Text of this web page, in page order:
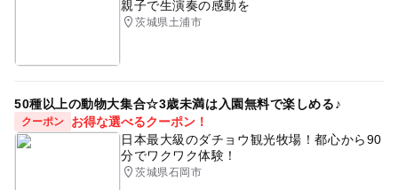
親子で生演奏の感動を
茨城県土浦市
50種以上の動物大集合☆3歳未満は入園無料で楽しめる♪
クーポン
お得な選べるクーポン！
日本最大級のダチョウ観光牧場！都心から90
分でワクワク体験！
茨城県石岡市